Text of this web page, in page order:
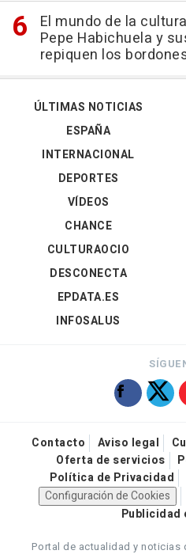
El mundo de la
Pepe Habichuela y
repiquen los
ÚLTIMAS NOTICIAS
ESPAÑA
INTERNACIONAL
DEPORTES
VÍDEOS
CHANCE
CULTURAOCIO
DESCONECTA
EPDATA.ES
INFOSALUS
Contacto Aviso legal
Oferta de servicios
Política de Privacidad
Configuración de Cookies
Publicidad
Portal de actualidad y noticias